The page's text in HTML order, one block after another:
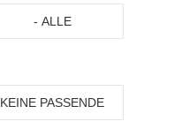
- ALLE
KEINE PASSENDE